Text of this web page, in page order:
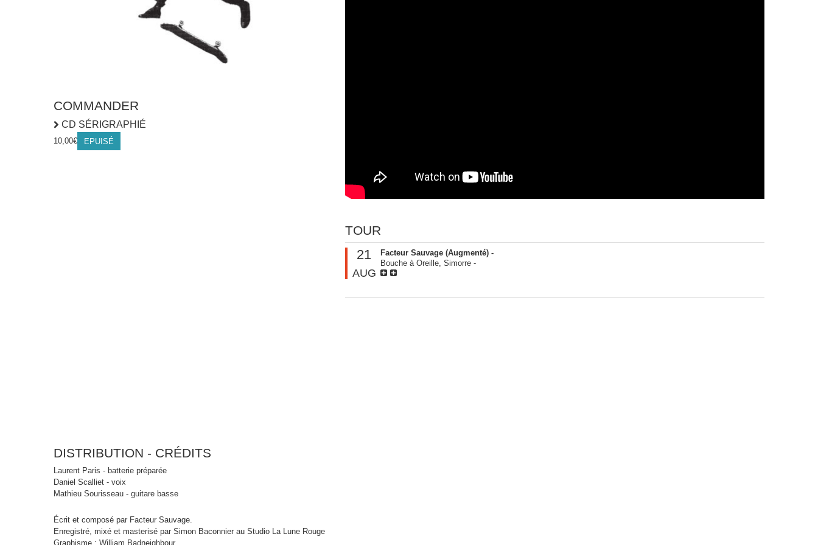
COMMANDER
CD SÉRIGRAPHIÉ
10,00€ EPUISÉ
DISTRIBUTION - CRÉDITS
Laurent Paris - batterie préparée
Daniel Scalliet - voix
Mathieu Sourisseau - guitare basse
Écrit et composé par Facteur Sauvage.
Enregistré, mixé et masterisé par Simon Baconnier au Studio La Lune Rouge
Graphisme : William Badneighbour
TOUR
21
AUG
Facteur Sauvage (Augmenté) -
Bouche à Oreille, Simorre -